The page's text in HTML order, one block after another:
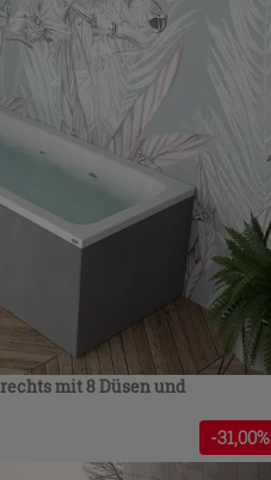
mit 8 Düsen und
-31,00%